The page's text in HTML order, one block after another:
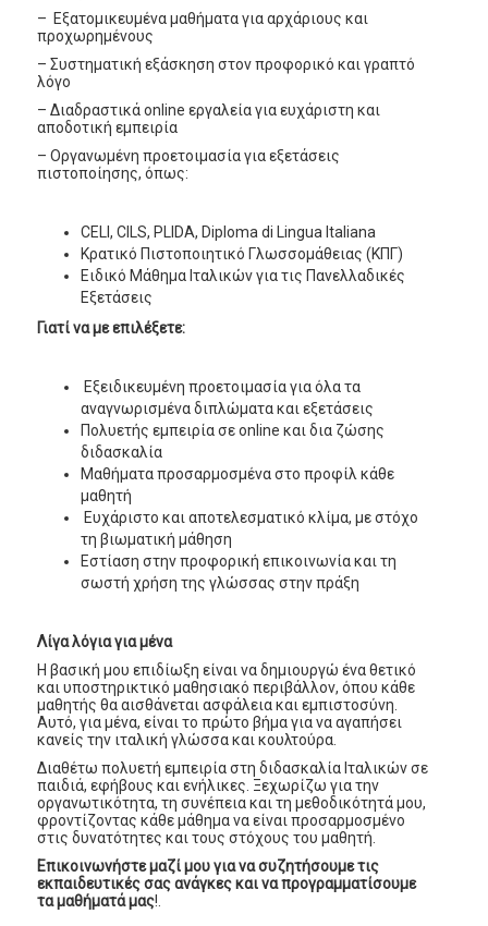
– Εξατομικευμένα μαθήματα για αρχάριους και
προχωρημένους
– Συστηματική εξάσκηση στον προφορικό και γραπτό
λόγο
– Διαδραστικά online εργαλεία για ευχάριστη και
αποδοτική εμπειρία
– Οργανωμένη προετοιμασία για εξετάσεις
πιστοποίησης, όπως:
CELI, CILS, PLIDA, Diploma di Lingua Italiana
Κρατικό Πιστοποιητικό Γλωσσομάθειας (ΚΠΓ)
Ειδικό Μάθημα Ιταλικών για τις Πανελλαδικές
Εξετάσεις
Γιατί να με επιλέξετε:
Εξειδικευμένη προετοιμασία για όλα τα
αναγνωρισμένα διπλώματα και εξετάσεις
Πολυετής εμπειρία σε online και δια ζώσης
διδασκαλία
Μαθήματα προσαρμοσμένα στο προφίλ κάθε
μαθητή
Ευχάριστο και αποτελεσματικό κλίμα, με στόχο
τη βιωματική μάθηση
Εστίαση στην προφορική επικοινωνία και τη
σωστή χρήση της γλώσσας στην πράξη
Λίγα λόγια για μένα
Η βασική μου επιδίωξη είναι να δημιουργώ ένα θετικό
και υποστηρικτικό μαθησιακό περιβάλλον, όπου κάθε
μαθητής θα αισθάνεται ασφάλεια και εμπιστοσύνη.
Αυτό, για μένα, είναι το πρώτο βήμα για να αγαπήσει
κανείς την ιταλική γλώσσα και κουλτούρα.
Διαθέτω πολυετή εμπειρία στη διδασκαλία Ιταλικών σε
παιδιά, εφήβους και ενήλικες. Ξεχωρίζω για την
οργανωτικότητα, τη συνέπεια και τη μεθοδικότητά μου,
φροντίζοντας κάθε μάθημα να είναι προσαρμοσμένο
στις δυνατότητες και τους στόχους του μαθητή.
Επικοινωνήστε μαζί μου για να συζητήσουμε τις
εκπαιδευτικές σας ανάγκες και να προγραμματίσουμε
τα μαθήματά μας!.